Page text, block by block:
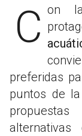
Con las altas temperaturas como
preferidas
puntos de
alternativas